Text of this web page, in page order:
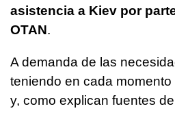
asistencia a Kiev por
OTAN.
A demanda de las
teniendo en cada
y, como explican fuentes